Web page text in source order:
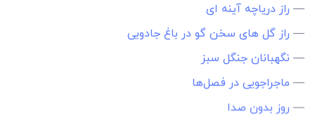
— راز دریاچه آینه ای
— راز گل های سخن گو در باغ جادویی
— نگهبانان جنگل سبز
— ماجراجویی در فصل‌ها
— روز بدون صدا